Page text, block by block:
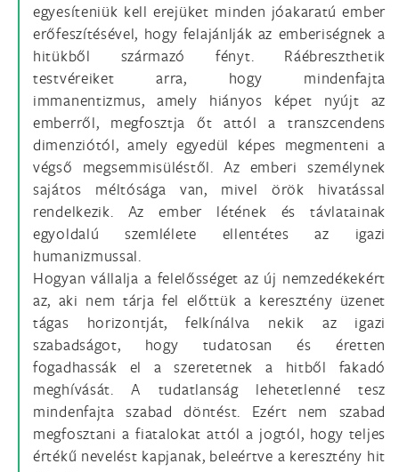
egyesíteniük kell erejüket minden jóakaratú ember
erőfeszítésével, hogy felajánlják az emberiségnek a
hitükből származó fényt. Ráébreszthetik
testvéreiket arra, hogy mindenfajta
immanentizmus, amely hiányos képet nyújt az
emberről, megfosztja őt attól a transzcendens
dimenziótól, amely egyedül képes megmenteni a
végső megsemmisüléstől. Az emberi személynek
sajátos méltósága van, mivel örök hivatással
rendelkezik. Az ember létének és távlatainak
egyoldalú szemlélete ellentétes az igazi
humanizmussal.
Hogyan vállalja a felelősséget az új nemzedékekért
az, aki nem tárja fel előttük a keresztény üzenet
tágas horizontját, felkínálva nekik az igazi
szabadságot, hogy tudatosan és éretten
fogadhassák el a szeretetnek a hitből fakadó
meghívását. A tudatlanság lehetetlenné tesz
mindenfajta szabad döntést. Ezért nem szabad
megfosztani a fiatalokat attól a jogtól, hogy teljes
értékű nevelést kapjanak, beleértve a keresztény hit